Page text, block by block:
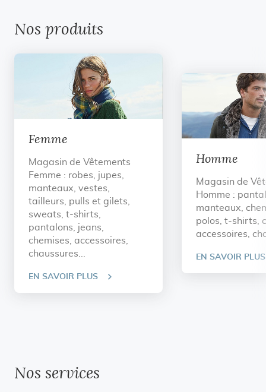
Nos produits
Femme
Magasin de Vêtements
Femme : robes, jupes,
manteaux, vestes,
tailleurs, pulls et gilets,
sweats, t-shirts,
pantalons, jeans,
chemises, accessoires,
chaussures...
EN SAVOIR PLUS
Homme
Magasin de
Homme :
manteaux,
polos, t-shirts,
accessoires,
EN SAVOIR PLUS
Nos services